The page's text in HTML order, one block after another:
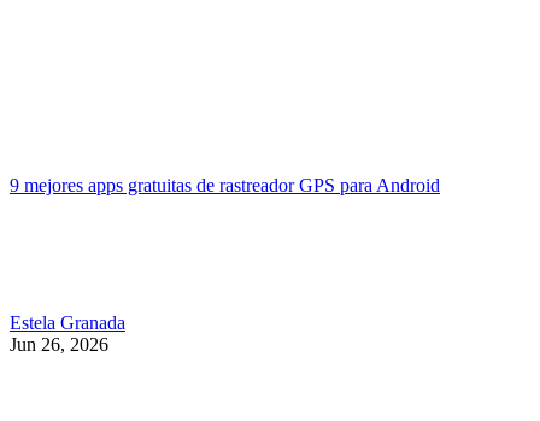
9 mejores apps gratuitas de rastreador GPS para Android
Estela Granada
Jun 26, 2026